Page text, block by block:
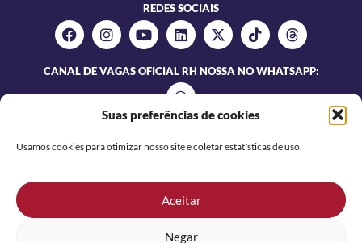
Suas preferências de cookies
Usamos cookies para otimizar nosso site e coletar estatísticas de uso.
Aceitar
Negar
REDES SOCIAIS
CANAL DE VAGAS OFICIAL RH NOSSA NO WHATSAPP: